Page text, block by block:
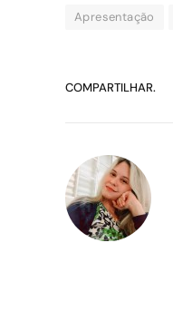
Apresentação
COMPARTILHAR.